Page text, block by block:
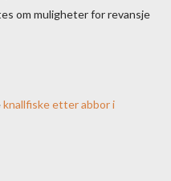
om muligheter for revansje
knallfiske etter abbor i